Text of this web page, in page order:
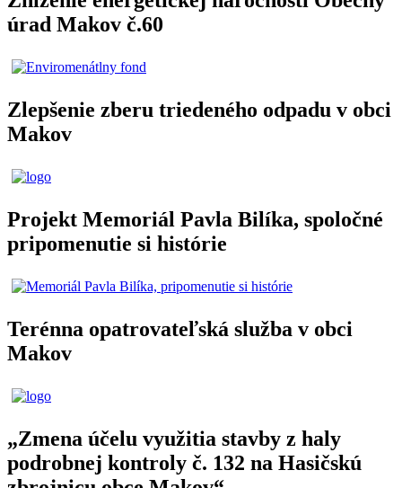
úrad Makov č.60
Zlepšenie zberu triedeného odpadu v obci
Makov
Projekt Memoriál Pavla Bilíka, spoločné
pripomenutie si histórie
Terénna opatrovateľská služba v obci
Makov
„Zmena účelu využitia stavby z haly
podrobnej kontroly č. 132 na Hasičskú